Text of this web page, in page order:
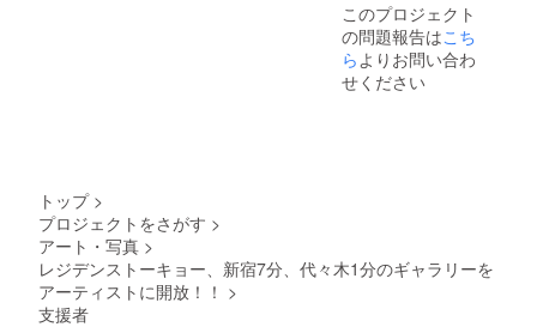
合わせ
スペー
スで使
用しま
す。 ★
入は月
内での
展示品
の販売
は可能
です。
ル（4組
このプロジェクト
の問題報告はこち
らよりお問い合わ
せください
トップ >
プロジェクトをさがす >
アート・写真 >
レジデンストーキョー、新宿7分、代々木1分のギャラリーを
アーティストに開放！！ >
支援者